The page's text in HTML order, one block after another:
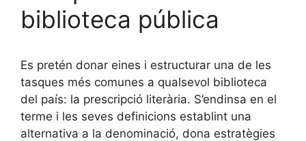
biblioteca pública
Es pretén donar eines i estructurar una de les
tasques més comunes a qualsevol biblioteca
del país: la prescripció literària. S’endinsa en el
terme i les seves definicions establint una
alternativa a la denominació, dona estratègies